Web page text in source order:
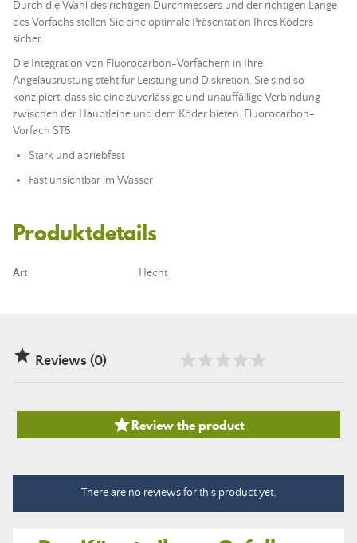
Durch die Wahl des richtigen Durchmessers und der richtigen Länge
des Vorfachs stellen Sie eine optimale Präsentation Ihres Köders
sicher.
Die Integration von Fluorocarbon-Vorfächern in Ihre
Angelausrüstungsteht für Leistung und Diskretion. Sie sind so
konzipiert, dass sie eine zuverlässige und unauffällige Verbindung
zwischen der Hauptleine und dem Köder bieten. Fluorocarbon-
Vorfach ST5
Stark und abriebfest
Fast unsichtbar im Wasser
Produktdetails
Art Hecht
 Reviews (0)
Review the product
There are no reviews for this product yet.